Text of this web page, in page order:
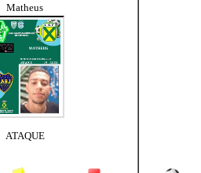
Matheus
ATAQUE